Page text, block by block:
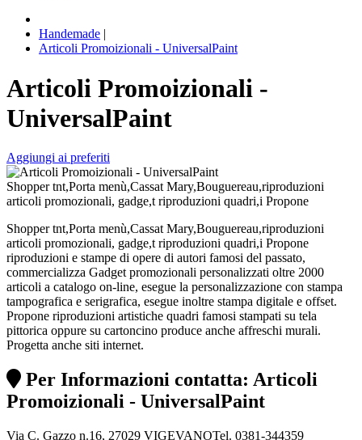
Handemade |
Articoli Promoizionali - UniversalPaint
Articoli Promoizionali -
UniversalPaint
Aggiungi ai preferiti
Shopper tnt,Porta menù,Cassat Mary,Bouguereau,riproduzioni
articoli promozionali, gadge,t riproduzioni quadri,i Propone
Shopper tnt,Porta menù,Cassat Mary,Bouguereau,riproduzioni
articoli promozionali, gadge,t riproduzioni quadri,i Propone
riproduzioni e stampe di opere di autori famosi del passato,
commercializza Gadget promozionali personalizzati oltre 2000
articoli a catalogo on-line, esegue la personalizzazione con stampa
tampografica e serigrafica, esegue inoltre stampa digitale e offset.
Propone riproduzioni artistiche quadri famosi stampati su tela
pittorica oppure su cartoncino produce anche affreschi murali.
Progetta anche siti internet.
Per Informazioni contatta: Articoli
Promoizionali - UniversalPaint
Via C. Gazzo n.16, 27029 VIGEVANOTel. 0381-344359